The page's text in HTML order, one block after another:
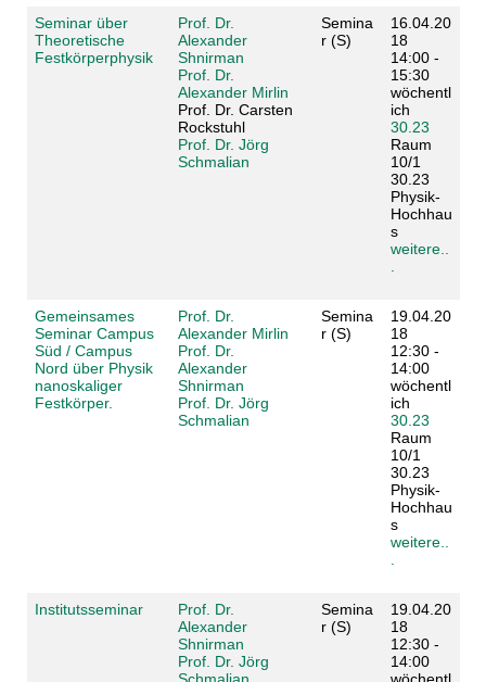
Seminar über
Theoretische
Festkörperphysik
Prof. Dr.
Alexander
Shnirman
Prof. Dr.
Alexander Mirlin
Prof. Dr. Carsten
Rockstuhl
Prof. Dr. Jörg
Schmalian
Semina
r (S)
16.04.20
18
14:00 -
15:30
wöchentl
ich
30.23
Raum
10/1
30.23
Physik-
Hochhau
s
weitere..
Gemeinsames
Seminar Campus
Süd / Campus
Nord über Physik
nanoskaliger
Festkörper.
Prof. Dr.
Alexander Mirlin
Prof. Dr.
Alexander
Shnirman
Prof. Dr. Jörg
Schmalian
Semina
r (S)
19.04.20
18
12:30 -
14:00
wöchentl
ich
30.23
Raum
10/1
30.23
Physik-
Hochhau
s
weitere..
Institutsseminar
Prof. Dr.
Alexander
Shnirman
Prof. Dr. Jörg
Schmalian
Semina
r (S)
19.04.20
18
12:30 -
14:00
wöchentl